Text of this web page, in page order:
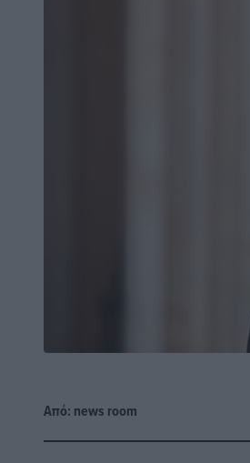
Από: news room